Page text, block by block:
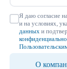
Я даю согласие
и на условиях,
данных и
О